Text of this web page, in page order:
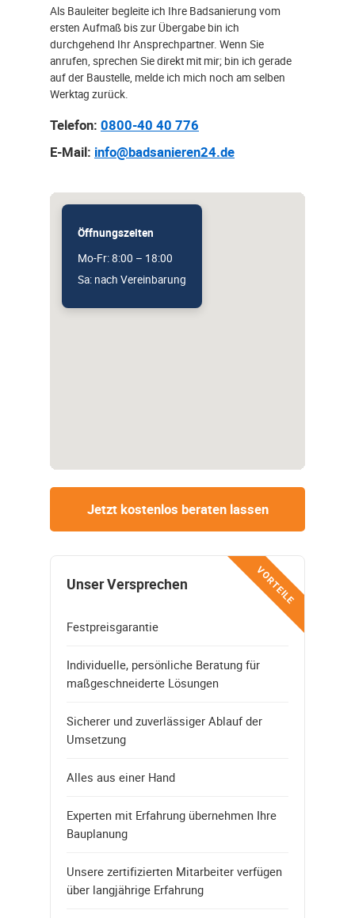
Als Bauleiter begleite ich Ihre Badsanierung vom
ersten Aufmaß bis zur Übergabe bin ich
durchgehend Ihr Ansprechpartner. Wenn Sie
anrufen, sprechen Sie direkt mit mir; bin ich gerade
auf der Baustelle, melde ich mich noch am selben
Werktag zurück.
Telefon: 0800-40 40 776
E-Mail: info@badsanieren24.de
Öffnungszeiten
Mo-Fr: 8:00 – 18:00
Sa: nach Vereinbarung
Jetzt kostenlos beraten lassen
VORTEILE
Unser Versprechen
Festpreisgarantie
Individuelle, persönliche Beratung für
maßgeschneiderte Lösungen
Sicherer und zuverlässiger Ablauf der
Umsetzung
Alles aus einer Hand
Experten mit Erfahrung übernehmen Ihre
Bauplanung
Unsere zertifizierten Mitarbeiter verfügen
über langjährige Erfahrung